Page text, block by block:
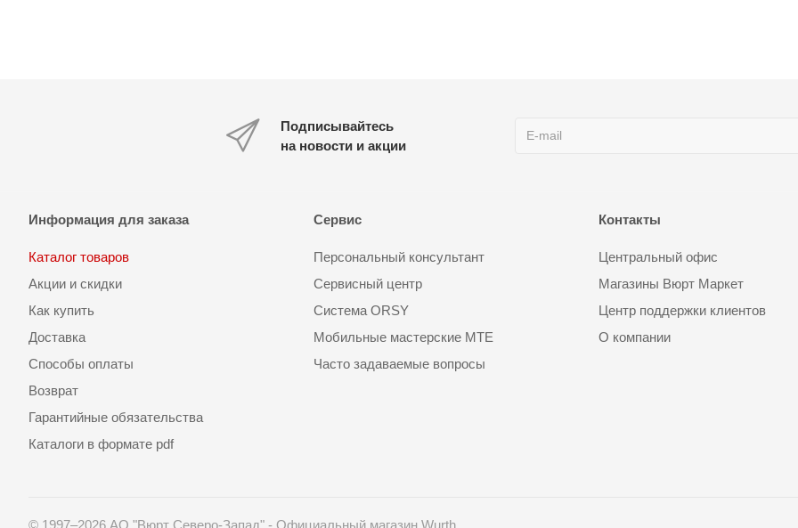
Подписывайтесь
на новости и акции
Информация для заказа
Каталог товаров
Акции и скидки
Как купить
Доставка
Способы оплаты
Возврат
Гарантийные обязательства
Каталоги в формате pdf
Сервис
Персональный консультант
Сервисный центр
Система ORSY
Мобильные мастерские MTE
Часто задаваемые вопросы
Контакты
Центральный офис
Магазины Вюрт Маркет
Центр поддержки клиентов
О компании
© 1997–2026 АО "Вюрт Северо-Запад" - Официальный магазин Wurth